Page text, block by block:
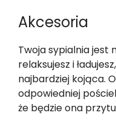
Akcesoria
Twoja sypialnia jest
relaksujesz i
najbardziej kojąca.
odpowiedniej
że będzie ona